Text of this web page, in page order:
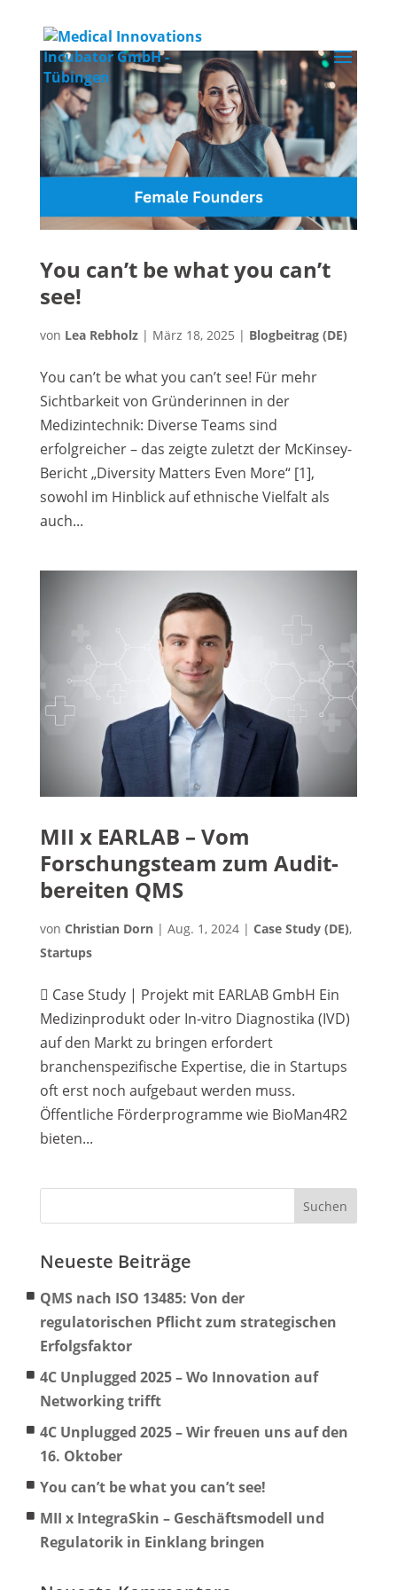
You can’t be what you can’t
see!
von Lea Rebholz| März 18, 2025 | Blogbeitrag (DE)
You can’t be what you can’t see! Für mehr
Sichtbarkeit von Gründerinnen in der
Medizintechnik: Diverse Teams sind
erfolgreicher – das zeigte zuletzt der McKinsey-
Bericht „Diversity Matters Even More“ [1],
sowohl im Hinblick auf ethnische Vielfalt als
auch...
MII x EARLAB – Vom
Forschungsteam zum Audit-
bereiten QMS
von Christian Dorn| Aug. 1, 2024| Case Study (DE),
Startups
 Case Study | Projekt mit EARLAB GmbH Ein
Medizinprodukt oder In-vitro Diagnostika (IVD)
auf den Markt zu bringen erfordert
branchenspezifische Expertise, die in Startups
oft erst noch aufgebaut werden muss.
Öffentliche Förderprogramme wie BioMan4R2
bieten...
Neueste Beiträge
QMS nach ISO 13485: Von der
regulatorischen Pflicht zum strategischen
Erfolgsfaktor
4C Unplugged 2025 – Wo Innovation auf
Networking trifft
4C Unplugged 2025 – Wir freuen uns auf den
16. Oktober
You can’t be what you can’t see!
MII x IntegraSkin – Geschäftsmodell und
Regulatorik in Einklang bringen